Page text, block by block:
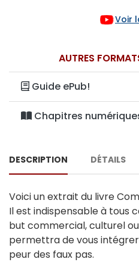
Voir
AUTRES
Guide ePub!
Chapitres
DESCRIPTION DÉTAILS
Voici un extrait du livre
Il est indispensable à tous
but commercial, culturel
permettra de vous
peur des faux pas.